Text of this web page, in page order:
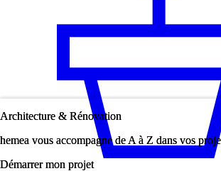
Architecture & Rénovation
hemea vous accompagne de A à Z dans vos
Démarrer mon projet
Architecture & Rénovation
hemea vous accompagne de A à Z dans vos
Démarrer mon projet